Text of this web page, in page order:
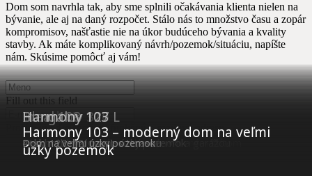
Dom som navrhla tak, aby sme splnili očakávania klienta nielen na
bývanie, ale aj na daný rozpočet. Stálo nás to množstvo času a zopár
kompromisov, našťastie nie na úkor budúceho bývania a kvality
stavby. Ak máte komplikovaný návrh/pozemok/situáciu, napíšte
nám. Skúsime pomôcť aj vám!
Fill out this field
Prosím uveďte správnu/funkčnú e-mailovú adresu.
Bungalov 96
na veľmi úzky pozemok
Bungalov 119
4+kk, 119m2, garáž a terasa
Trend 120
Trend 99
Menšia moderná „stodola“ s preskleným štítom
Bungalov 316
Luxusný dom s wellness, bazénom a garážou
Ideal 108
Poschodový dom na úzky pozemok
Bungalov 127 L
4+kk, 127 m2, tvar L s terasou
Harmony 103
Dom na veľmi úzky pozemok
Harmony 103 – moderný dom na veľmi
úzky pozemok